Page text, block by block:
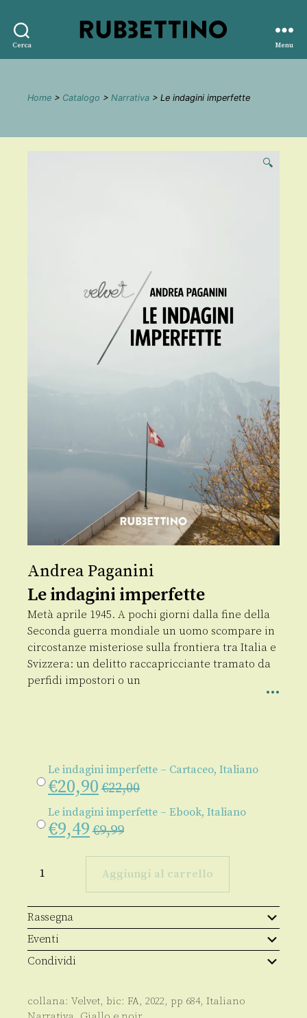
Cerca
editore
Menu
Home > Catalogo > Narrativa > Le indagini imperfette
🔍
Andrea Paganini
Le indagini imperfette
Metà aprile 1945. A pochi giorni dalla fine della
Seconda guerra mondiale un uomo scompare in
circostanze misteriose sulla frontiera tra Italia e
Svizzera: un delitto raccapricciante tramato da
perfidi impostori o un
Le indagini imperfette – Cartaceo, Italiano
€20,90 €22,00
Le indagini imperfette – Ebook, Italiano
€9,49 €9,99
indagini
Aggiungi al carrello
Rassegna
Eventi
Condividi
collana: Velvet, bic: FA, 2022, pp 684, Italiano